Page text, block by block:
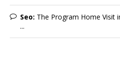
Seo: The Program Home Visit
...